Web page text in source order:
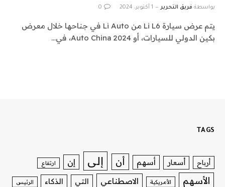
بواسطة فريق التحرير 1 أكتوبر، 2024 0
يتم عرض سيارة Li L6 من Li Auto في جناحها خلال معرض
بكين الدولي للسيارات، أو Auto China 2024، في…
TAGS
أرباح أسعار أسهم أن إلى إن ارتفاع
الأسهم الأمريكية الاصطناعي التي الذكاء الرئيس